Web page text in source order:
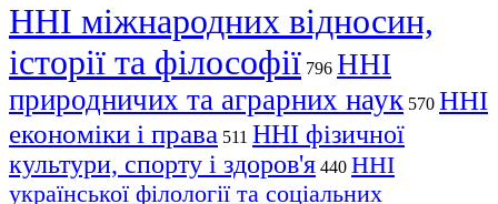
ННІ міжнародних відносин,
історії та філософії 796 ННІ
природничих та аграрних наук 570 ННІ
економіки і права 511 ННІ фізичної
культури, спорту і здоров'я 440 ННІ
української філології та соціальних